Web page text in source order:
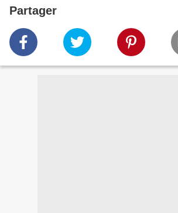
Partager